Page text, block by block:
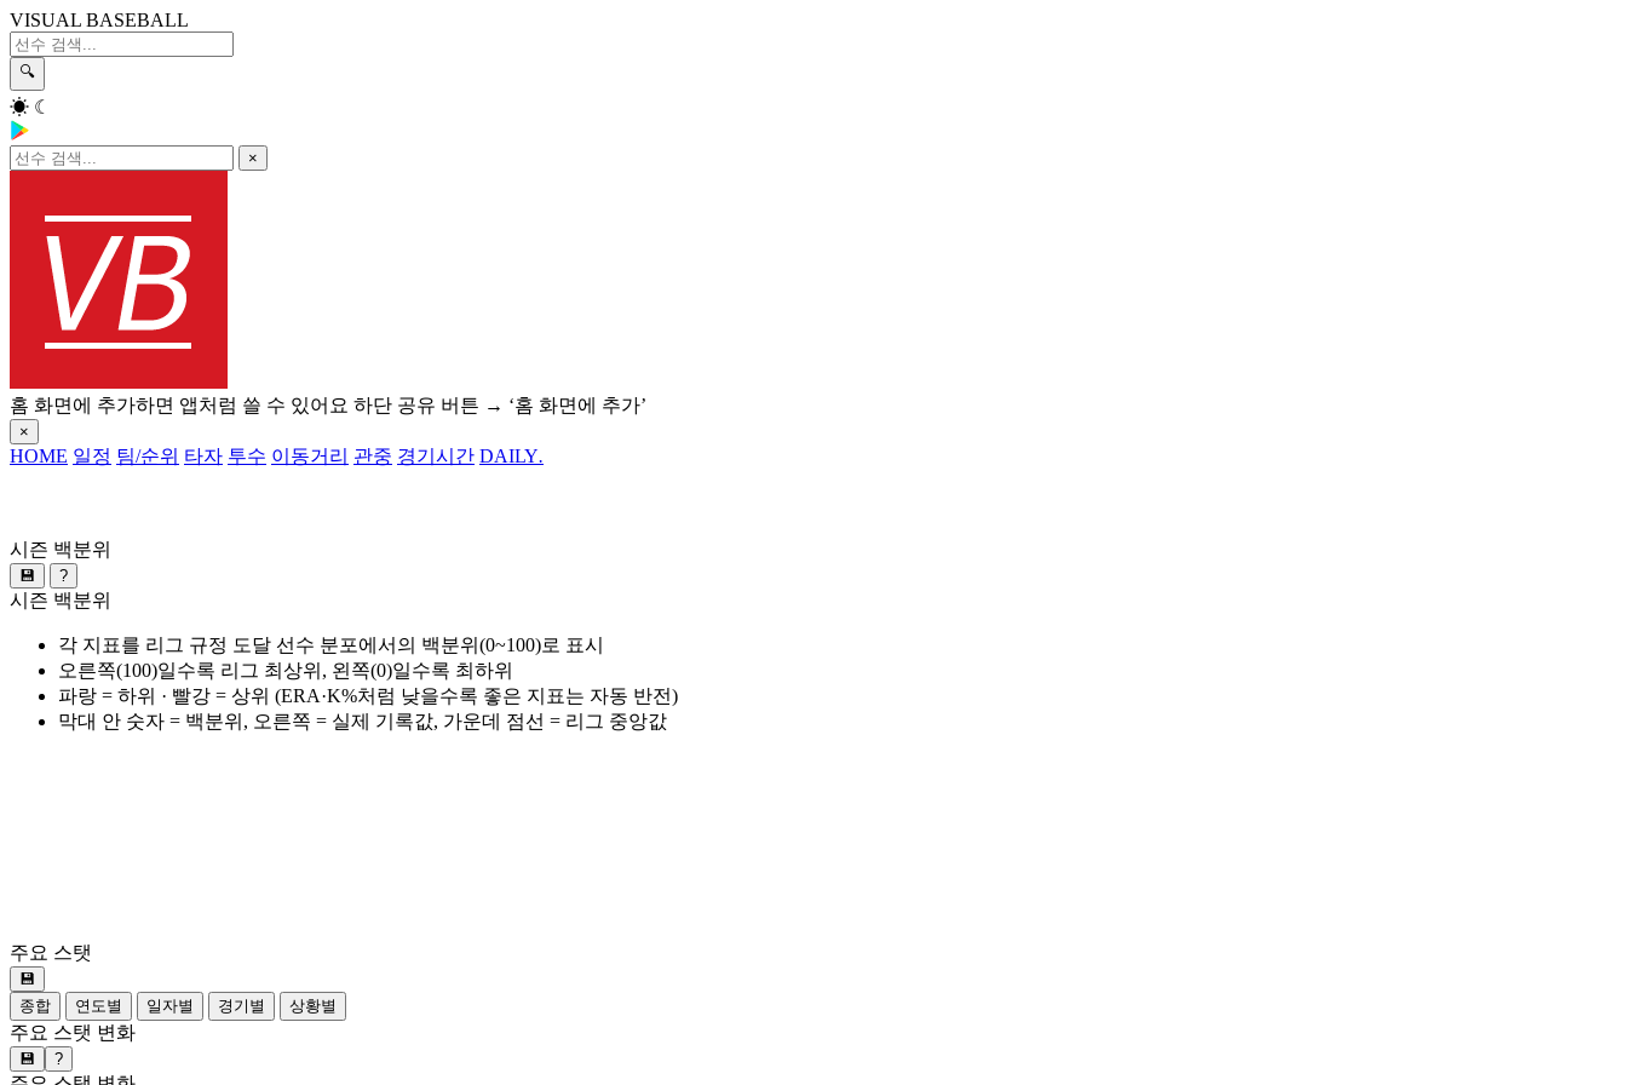
VISUAL BASEBALL
🔍
☀ ☾
×
홈 화면에 추가하면 앱처럼 쓸 수 있어요 하단 공유 버튼 → ‘홈 화면에 추가’
×
HOME 일정 팀/순위 타자 투수 이동거리 관중 경기시간 DAILY.
시즌 백분위
💾 ?
시즌 백분위
각 지표를 리그 규정 도달 선수 분포에서의 백분위(0~100)로 표시
오른쪽(100)일수록 리그 최상위, 왼쪽(0)일수록 최하위
파랑 = 하위 · 빨강 = 상위 (ERA·K%처럼 낮을수록 좋은 지표는 자동 반전)
막대 안 숫자 = 백분위, 오른쪽 = 실제 기록값, 가운데 점선 = 리그 중앙값
주요 스탯
💾
종합
연도별 일자별 경기별 상황별
주요 스탯 변화
💾 ?